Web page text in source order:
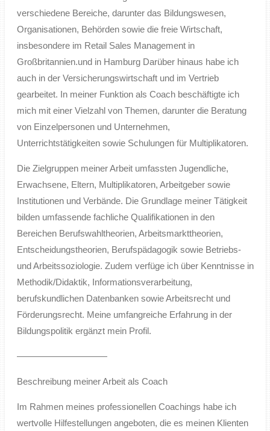
verschiedene Bereiche, darunter das Bildungswesen,
Organisationen, Behörden sowie die freie Wirtschaft,
insbesondere im Retail Sales Management in
Großbritannien.und in Hamburg Darüber hinaus habe ich
auch in der Versicherungswirtschaft und im Vertrieb
gearbeitet. In meiner Funktion als Coach beschäftigte ich
mich mit einer Vielzahl von Themen, darunter die Beratung
von Einzelpersonen und Unternehmen,
Unterrichtstätigkeiten sowie Schulungen für Multiplikatoren.
Die Zielgruppen meiner Arbeit umfassten Jugendliche,
Erwachsene, Eltern, Multiplikatoren, Arbeitgeber sowie
Institutionen und Verbände. Die Grundlage meiner Tätigkeit
bilden umfassende fachliche Qualifikationen in den
Bereichen Berufswahltheorien, Arbeitsmarkttheorien,
Entscheidungstheorien, Berufspädagogik sowie Betriebs-
und Arbeitssoziologie. Zudem verfüge ich über Kenntnisse in
Methodik/Didaktik, Informationsverarbeitung,
berufskundlichen Datenbanken sowie Arbeitsrecht und
Förderungsrecht. Meine umfangreiche Erfahrung in der
Bildungspolitik ergänzt mein Profil.
——————————
Beschreibung meiner Arbeit als Coach
Im Rahmen meines professionellen Coachings habe ich
wertvolle Hilfestellungen angeboten, die es meinen Klienten